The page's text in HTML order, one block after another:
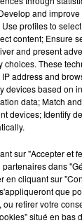
POUR
le
and
profiles to
content; Ensure
and present
choices. These
address and
devices based on
data; Match
devices; Identify
sur "Accepter et
dans
en cliquant sur
que
retirer votre
situé en bas